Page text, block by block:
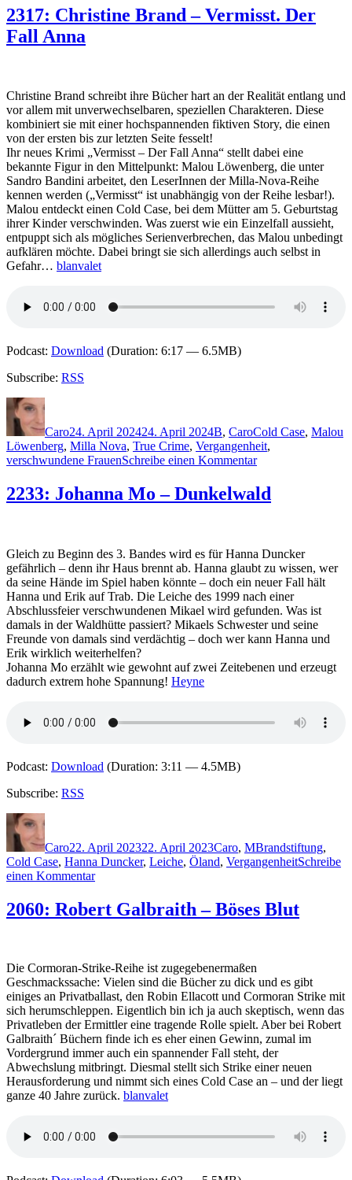
Christine
Brand
Emily
2317: Christine Brand – Vermisst. Der
Fall Anna
Christine Brand schreibt ihre Bücher hart an der Realität entlang und
vor allem mit unverwechselbaren, speziellen Charakteren. Diese
kombiniert sie mit einer hochspannenden fiktiven Story, die einen
von der ersten bis zur letzten Seite fesselt!
Ihr neues Krimi „Vermisst – Der Fall Anna“ stellt dabei eine
bekannte Figur in den Mittelpunkt: Malou Löwenberg, die unter
Sandro Bandini arbeitet, den LeserInnen der Milla-Nova-Reihe
kennen werden („Vermisst“ ist unabhängig von der Reihe lesbar!).
Malou entdeckt einen Cold Case, bei dem Mütter am 5. Geburtstag
ihrer Kinder verschwinden. Was zuerst wie ein Einzelfall aussieht,
entpuppt sich als mögliches Serienverbrechen, das Malou unbedingt
aufklären möchte. Dabei bringt sie sich allerdings auch selbst in
Gefahr… blanvalet
Podcast: Download (Duration: 6:17 — 6.5MB)
Subscribe: RSS
Autor
Caro24. April 202424. April 2024B, CaroCold Case, Malou
Löwenberg, Milla Nova, True Crime, Vergangenheit,
verschwundene FrauenSchreibe einen Kommentarzu
Christine
Brand
Fall
Anna
2233: Johanna Mo – Dunkelwald
Gleich zu Beginn des 3. Bandes wird es für Hanna Duncker
gefährlich – denn ihr Haus brennt ab. Hanna glaubt zu wissen, wer
da seine Hände im Spiel haben könnte – doch ein neuer Fall hält
Hanna und Erik auf Trab. Die Leiche des 1999 nach einer
Abschlussfeier verschwundenen Mikael wird gefunden. Was ist
damals in der Waldhütte passiert? Mikaels Schwester und seine
Freunde von damals sind verdächtig – doch wer kann Hanna und
Erik wirklich weiterhelfen?
Johanna Mo erzählt wie gewohnt auf zwei Zeitebenen und erzeugt
dadurch extrem hohe Spannung! Heyne
Podcast: Download (Duration: 3:11 — 4.5MB)
Subscribe: RSS
Autor
Caro22. April 202322. April 2023Caro, MBrandstiftung,
Cold Case, Hanna Duncker, Leiche, Öland, VergangenheitSchreibe
einen Kommentarzu
Johanna
Mo
2060: Robert Galbraith – Böses Blut
Die Cormoran-Strike-Reihe ist zugegebenermaßen
Geschmackssache: Vielen sind die Bücher zu dick und es gibt
einiges an Privatballast, den Robin Ellacott und Cormoran Strike mit
sich herumschleppen. Eigentlich bin ich ja auch skeptisch, wenn das
Privatleben der Ermittler eine tragende Rolle spielt. Aber bei Robert
Galbraith´ Büchern finde ich es eher einen Gewinn, zumal im
Vordergrund immer auch ein spannender Fall steht, der
Abwechslung mitbringt. Diesmal stellt sich Strike einer neuen
Herausforderung und nimmt sich eines Cold Case an – und der liegt
ganze 40 Jahre zurück. blanvalet